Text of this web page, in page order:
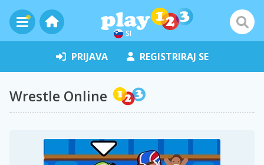
SI
PRIJAVA REGISTRIRAJ SE
Wrestle Online